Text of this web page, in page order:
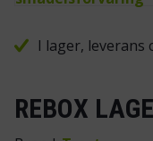
I lager, leverans
REBOX